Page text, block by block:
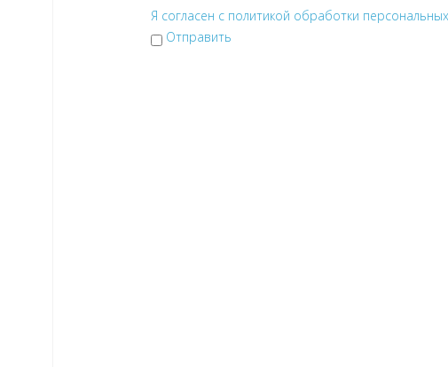
Я согласен с политикой обработки
Отправить